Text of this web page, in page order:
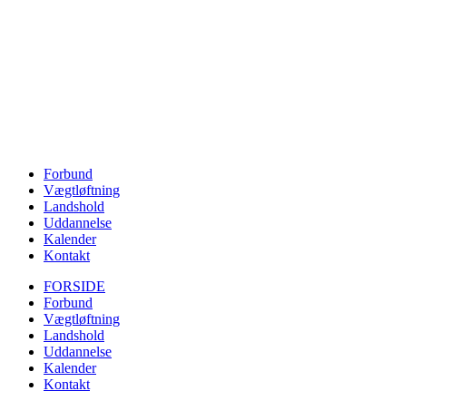
Forbund
Vægtløftning
Landshold
Uddannelse
Kalender
Kontakt
FORSIDE
Forbund
Vægtløftning
Landshold
Uddannelse
Kalender
Kontakt